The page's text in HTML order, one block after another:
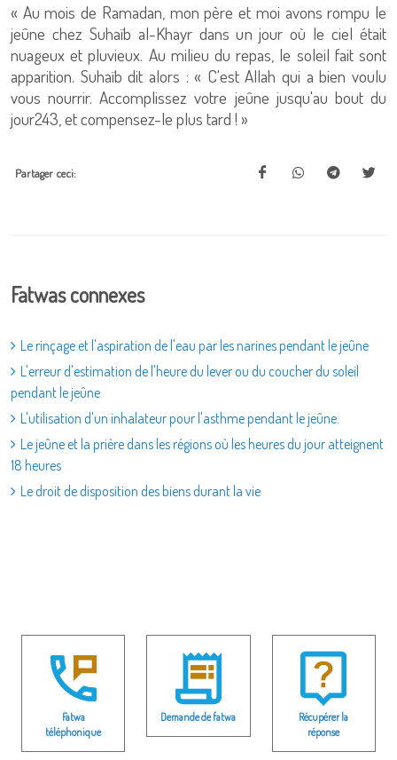
« Au mois de Ramadan, mon père et moi avons rompu le
jeûne chez Suhaïb al-Khayr dans un jour où le ciel était
nuageux et pluvieux. Au milieu du repas, le soleil fait sont
apparition. Suhaïb dit alors : « C'est Allah qui a bien voulu
vous nourrir. Accomplissez votre jeûne jusqu'au bout du
jour243, et compensez-le plus tard ! »
Partager ceci:
Fatwas connexes
Le rinçage et l'aspiration de l'eau par les narines pendant le jeûne
L'erreur d'estimation de l'heure du lever ou du coucher du soleil
pendant le jeûne
L'utilisation d'un inhalateur pour l'asthme pendant le jeûne.
Le jeûne et la prière dans les régions où les heures du jour atteignent
18 heures
Le droit de disposition des biens durant la vie
Fatwa
téléphonique
Demande de fatwa
Récupérer la
réponse